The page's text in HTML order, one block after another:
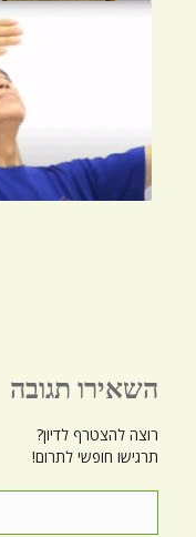
השאירו תגובה
רוצה להצטרף לדיון?
תרגישו חופשי לתרום!